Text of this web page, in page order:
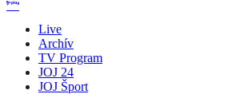
Live
Archív
TV Program
JOJ 24
JOJ Šport